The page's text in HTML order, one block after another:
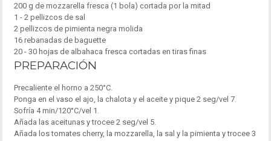
200 g de mozzarella fresca (1 bola) cortada por la mitad
1 - 2 pellizcos de sal
2 pellizcos de pimienta negra molida
16 rebanadas de baguette
20 - 30 hojas de albahaca fresca cortadas en tiras finas
PREPARACIÓN
Precaliente el horno a 250°C.
Ponga en el vaso el ajo, la chalota y el aceite y pique 2 seg/vel 7.
Sofría 4 min/120°C/vel 1.
Añada las aceitunas y trocee 2 seg/vel 5.
Añada los tomates cherry, la mozzarella, la sal y la pimienta y trocee 3